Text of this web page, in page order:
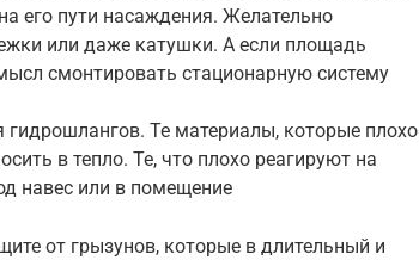
его пути насаждения. Желательно
или даже катушки. А если площадь
смонтировать стационарную систему
Те материалы, которые плохо
в тепло. Те, что плохо реагируют на
навес или в помещение
от грызунов, которые в длительный и